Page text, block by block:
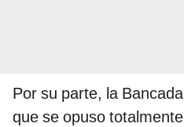
Por su parte, la
que se opuso